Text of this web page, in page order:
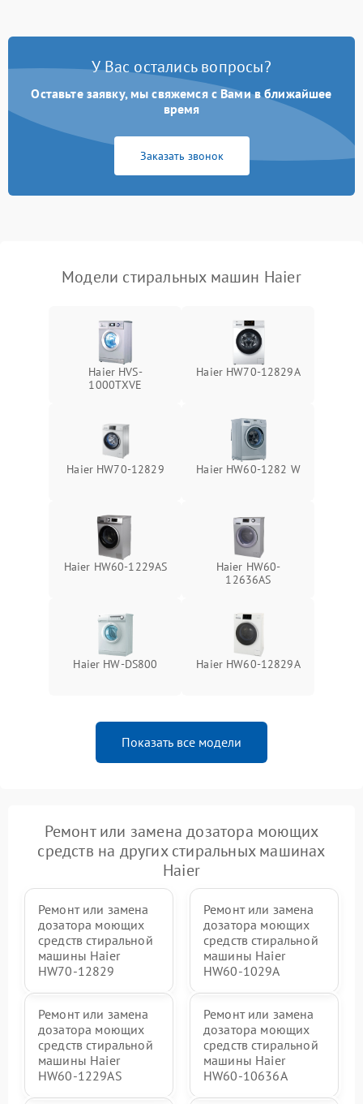
Замена платы управления 2200 ₽ Подробнее →
У Вас остались вопросы?
Оставьте заявку, мы свяжемся с Вами в ближайшее
время
Заказать звонок
Модели стиральных машин Haier
Haier HVS-
1000TXVE
Haier HW70-12829A
Haier HW70-12829 Haier HW60-1282 W
Haier HW60-1229AS
Haier HW60-
12636AS
Haier HW-DS800 Haier HW60-12829A
Показать все модели
Ремонт или замена дозатора моющих
средств на других стиральных машинах
Haier
Ремонт или замена
дозатора моющих
средств стиральной
машины Haier
HW70-12829
Ремонт или замена
дозатора моющих
средств стиральной
машины Haier
HW60-1029A
Ремонт или замена
дозатора моющих
средств стиральной
машины Haier
HW60-1229AS
Ремонт или замена
дозатора моющих
средств стиральной
машины Haier
HW60-10636A